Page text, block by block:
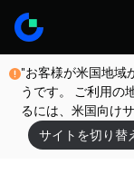
"お客様が米国地域
うです。 ご利用の
るには、米国向け
サイトを切り替